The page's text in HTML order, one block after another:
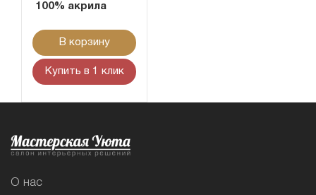
100% акрила
В корзину
Купить в 1 клик
О нас